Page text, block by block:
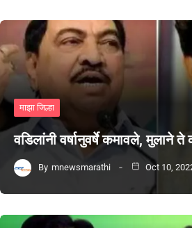
माझा जिल्हा
वडिलांनी वर्षानुवर्षे कमावले, मुलाने ते
By mnewsmarathi Oct 10,